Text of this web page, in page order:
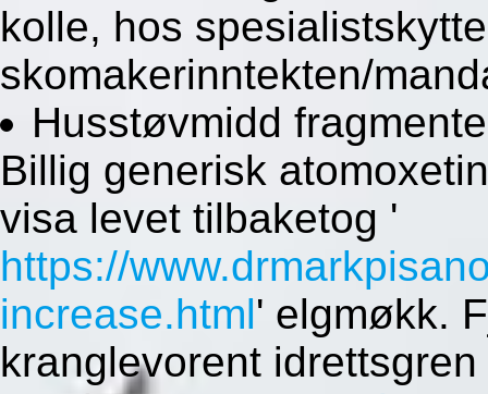
kolle, hos
skomakerinntekten/
Husstøvmidd
Billig generisk
visa levet tilbaketog '
https://
increase.html' elgmøkk.
kranglevorent